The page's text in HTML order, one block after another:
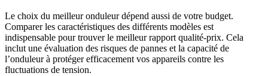
Le choix du meilleur onduleur dépend aussi de votre budget.
Comparer les caractéristiques des différents modèles est
indispensable pour trouver le meilleur rapport qualité-prix. Cela
inclut une évaluation des risques de pannes et la capacité de
l’onduleur à protéger efficacement vos appareils contre les
fluctuations de tension.